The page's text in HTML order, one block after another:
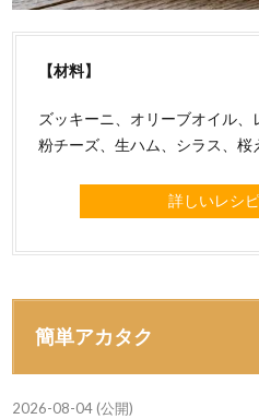
【材料】
ズッキーニ、オリーブオイル、
粉チーズ、生ハム、シラス、桜
詳しいレシ
簡単アカタク
2026-08-04 (公開)